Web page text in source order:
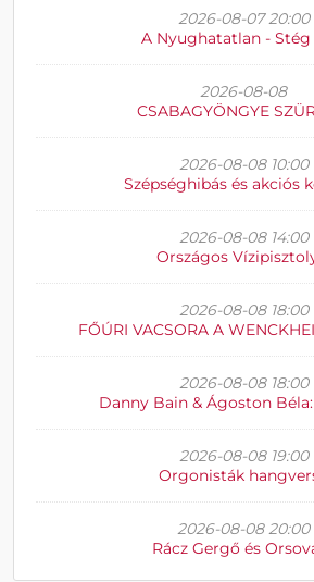
2026-08-07 20:00
A Nyughatatlan -
2026-08-08
CSABAGYÖNGYE
2026-08-08 10:00
Szépséghibás és akciós
2026-08-08 14:00
Országos
2026-08-08 18:00
FŐÚRI VACSORA A
2026-08-08 18:00
Danny Bain & Ágoston
2026-08-08 19:00
Orgonisták
2026-08-08 20:00
Rácz Gergő és